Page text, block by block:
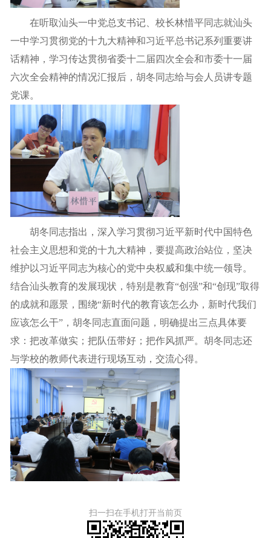
在听取汕头一中党总支书记、校长林惜平同志就汕头
一中学习贯彻党的十九大精神和习近平总书记系列重要讲
话精神，学习传达贯彻省委十二届四次全会和市委十一届
六次全会精神的情况汇报后，胡冬同志给与会人员讲专题
党课。
胡冬同志指出，深入学习贯彻习近平新时代中国特色
社会主义思想和党的十九大精神，要提高政治站位，坚决
维护以习近平同志为核心的党中央权威和集中统一领导。
结合汕头教育的发展现状，特别是教育“创强”和“创现”取得
的成就和愿景，围绕“新时代的教育该怎么办，新时代我们
应该怎么干”，胡冬同志直面问题，明确提出三点具体要
求：把改革做实；把队伍带好；把作风抓严。胡冬同志还
与学校的教师代表进行现场互动，交流心得。
扫一扫在手机打开当前页